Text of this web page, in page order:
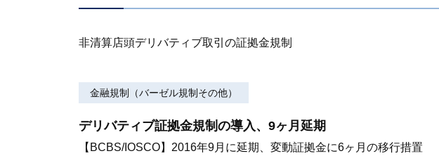
非清算店頭デリバティブ取引の証拠金規制
金融規制（バーゼル規制その他）
デリバティブ証拠金規制の導入、9ヶ月延期
【BCBS/IOSCO】2016年9月に延期、変動証拠金に6ヶ月の移行措置